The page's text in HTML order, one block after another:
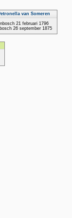
van Someren
21 februari 1796
26 september 1875